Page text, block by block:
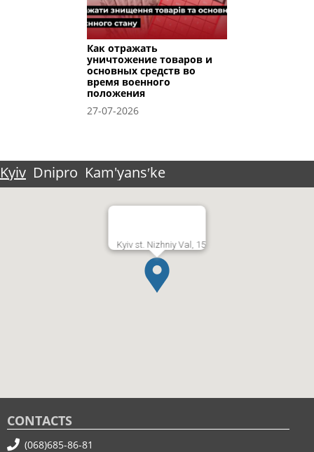
Как отражать
уничтожение товаров и
основных средств во
время военного
положения
27-07-2026
Kyiv Dnipro Kam'yansʹke
Kyiv st. Nizhniy Val, 15
CONTACTS
(068)685-86-81